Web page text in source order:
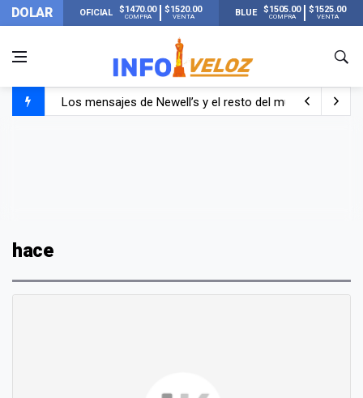
DOLAR OFICIAL $1470.00
COMPRA
$1520.00
VENTA BLUE $1505.00
COMPRA
$1525.00
VENTA
Los mensajes de Newell’s y el resto del mundo del
hace